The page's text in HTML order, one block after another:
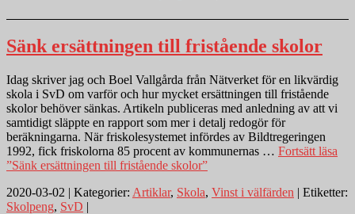
Sänk ersättningen till fristående skolor
Idag skriver jag och Boel Vallgårda från Nätverket för en likvärdig
skola i SvD om varför och hur mycket ersättningen till fristående
skolor behöver sänkas. Artikeln publiceras med anledning av att vi
samtidigt släppte en rapport som mer i detalj redogör för
beräkningarna. När friskolesystemet infördes av Bildtregeringen
1992, fick friskolorna 85 procent av kommunernas … Fortsätt läsa
”Sänk ersättningen till fristående skolor”
2020-03-02 | Kategorier: Artiklar, Skola, Vinst i välfärden | Etiketter:
Skolpeng, SvD |